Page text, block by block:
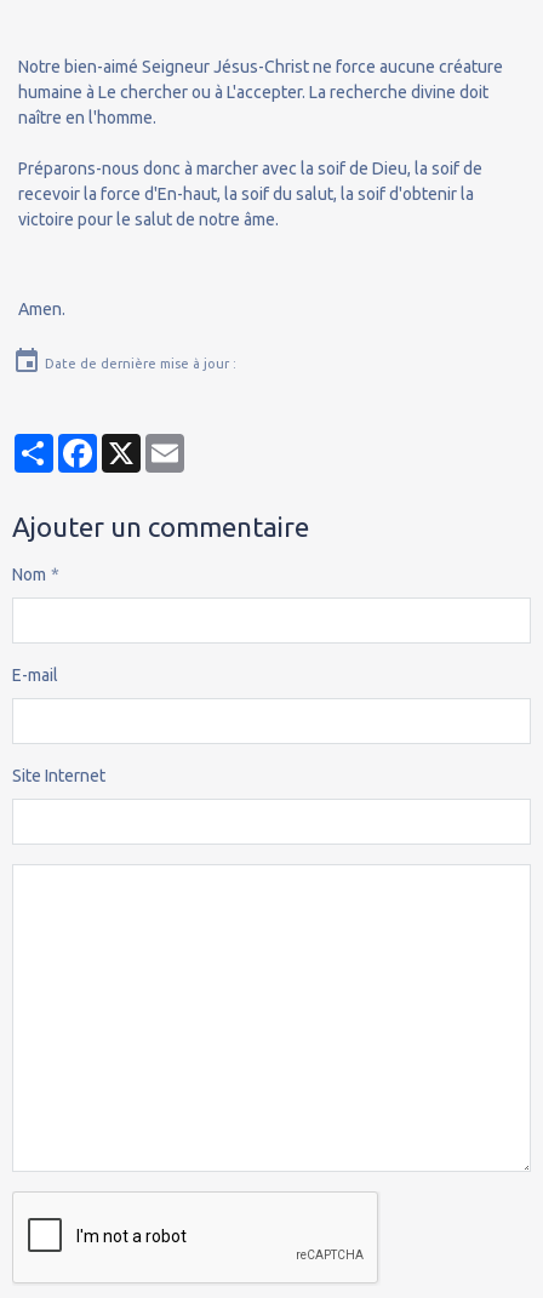
Notre bien-aimé Seigneur Jésus-Christ ne force aucune créature
humaine à Le chercher ou à L'accepter. La recherche divine doit
naître en l'homme.
Préparons-nous donc à marcher avec la soif de Dieu, la soif de
recevoir la force d'En-haut, la soif du salut, la soif d'obtenir la
victoire pour le salut de notre âme.
Amen.
Date de dernière mise à jour :
PartagerFacebook
X
Ajouter un commentaire
Nom
E-mail
Site Internet